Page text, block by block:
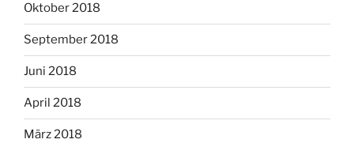
Oktober 2018
September 2018
Juni 2018
April 2018
März 2018